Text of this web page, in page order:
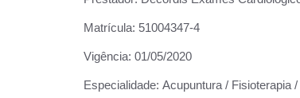
Matrícula: 51004347-4
Vigência: 01/05/2020
Especialidade: Acupuntura / Fisioterapia